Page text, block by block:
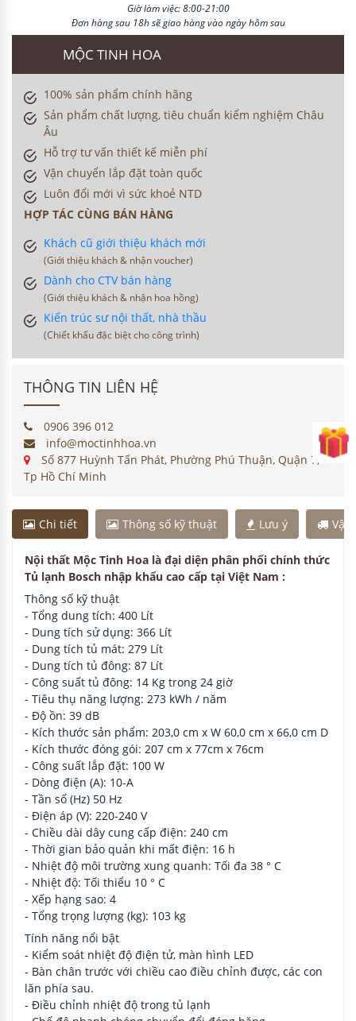
Giờ làm việc: 8:00-21:00
Đơn hàng sau 18h sẽ giao hàng vào ngày hôm sau
MỘC TINH HOA
100% sản phẩm chính hãng
Sản phẩm chất lượng, tiêu chuẩn kiểm nghiệm Châu
Âu
Hỗ trợ tư vấn thiết kế miễn phí
Vận chuyển lắp đặt toàn quốc
Luôn đổi mới vì sức khoẻ NTD
HỢP TÁC CÙNG BÁN HÀNG
Khách cũ giới thiệu khách mới
(Giới thiệu khách & nhận voucher)
Dành cho CTV bán hàng
(Giới thiệu khách & nhận hoa hồng)
Kiến trúc sư nội thất, nhà thầu
(Chiết khấu đặc biệt cho công trình)
THÔNG TIN LIÊN HỆ
0906 396 012
info@moctinhhoa.vn
Số 877 Huỳnh Tấn Phát, Phường Phú Thuận, Quận 7,
Tp Hồ Chí Minh
Chi tiết Thông số kỹ thuật Lưu ý Vận
Nội thất Mộc Tinh Hoa là đại diện phân phối chính thức
Tủ lạnh Bosch nhập khẩu cao cấp tại Việt Nam :
Thông số kỹ thuật
- Tổng dung tích: 400 Lít
- Dung tích sử dụng: 366 Lít
- Dung tích tủ mát: 279 Lít
- Dung tích tủ đông: 87 Lít
- Công suất tủ đông: 14 Kg trong 24 giờ
- Tiêu thụ năng lượng: 273 kWh / năm
- Độ ồn: 39 dB
- Kích thước sản phẩm: 203,0 cm x W 60,0 cm x 66,0 cm D
- Kích thước đóng gói: 207 cm x 77cm x 76cm
- Công suất lắp đặt: 100 W
- Dòng điện (A): 10-A
- Tần số (Hz) 50 Hz
- Điện áp (V): 220-240 V
- Chiều dài dây cung cấp điện: 240 cm
- Thời gian bảo quản khi mất điện: 16 h
- Nhiệt độ môi trường xung quanh: Tối đa 38 ° C
- Nhiệt độ: Tối thiểu 10 ° C
- Xếp hạng sao: 4
- Tổng trọng lượng (kg): 103 kg
Tính năng nổi bật
- Kiểm soát nhiệt độ điện tử, màn hình LED
- Bàn chân trước với chiều cao điều chỉnh được, các con
lăn phía sau.
- Điều chỉnh nhiệt độ trong tủ lạnh